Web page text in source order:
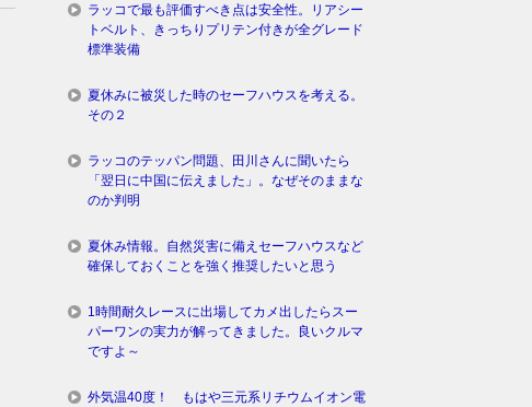
ラッコで最も評価すべき点は安全性。リアシー
トベルト、きっちりプリテン付きが全グレード
標準装備
夏休みに被災した時のセーフハウスを考える。
その２
ラッコのテッパン問題、田川さんに聞いたら
「翌日に中国に伝えました」。なぜそのままな
のか判明
夏休み情報。自然災害に備えセーフハウスなど
確保しておくことを強く推奨したいと思う
1時間耐久レースに出場してカメ出したらスー
パーワンの実力が解ってきました。良いクルマ
ですよ～
外気温40度！ もはや三元系リチウムイオン電